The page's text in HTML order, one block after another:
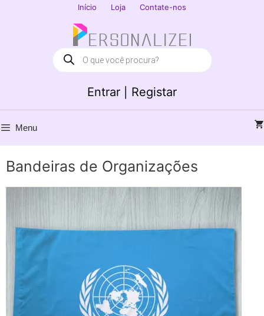
Início Loja Contate-nos
Entrar | Registar
Products
search
Menu
Bandeiras de Organizações